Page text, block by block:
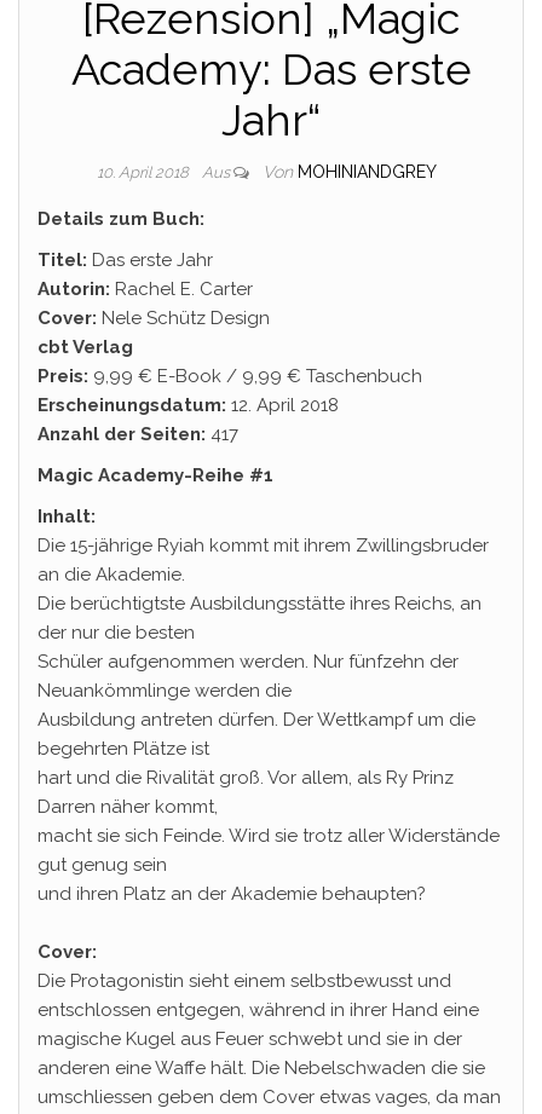
[Rezension] „Magic
Academy: Das erste
Jahr“
10. April 2018 Aus Von MOHINIANDGREY
Details zum Buch:
Titel: Das erste Jahr
Autorin: Rachel E. Carter
Cover: Nele Schütz Design
cbt Verlag
Preis: 9,99 € E-Book / 9,99 € Taschenbuch
Erscheinungsdatum: 12. April 2018
Anzahl der Seiten: 417
Magic Academy-Reihe #1
Inhalt:
Die 15-jährige Ryiah kommt mit ihrem Zwillingsbruder
an die Akademie.
Die berüchtigtste Ausbildungsstätte ihres Reichs, an
der nur die besten
Schüler aufgenommen werden. Nur fünfzehn der
Neuankömmlinge werden die
Ausbildung antreten dürfen. Der Wettkampf um die
begehrten Plätze ist
hart und die Rivalität groß. Vor allem, als Ry Prinz
Darren näher kommt,
macht sie sich Feinde. Wird sie trotz aller Widerstände
gut genug sein
und ihren Platz an der Akademie behaupten?
Cover:
Die Protagonistin sieht einem selbstbewusst und
entschlossen entgegen, während in ihrer Hand eine
magische Kugel aus Feuer schwebt und sie in der
anderen eine Waffe hält. Die Nebelschwaden die sie
umschliessen geben dem Cover etwas vages, da man